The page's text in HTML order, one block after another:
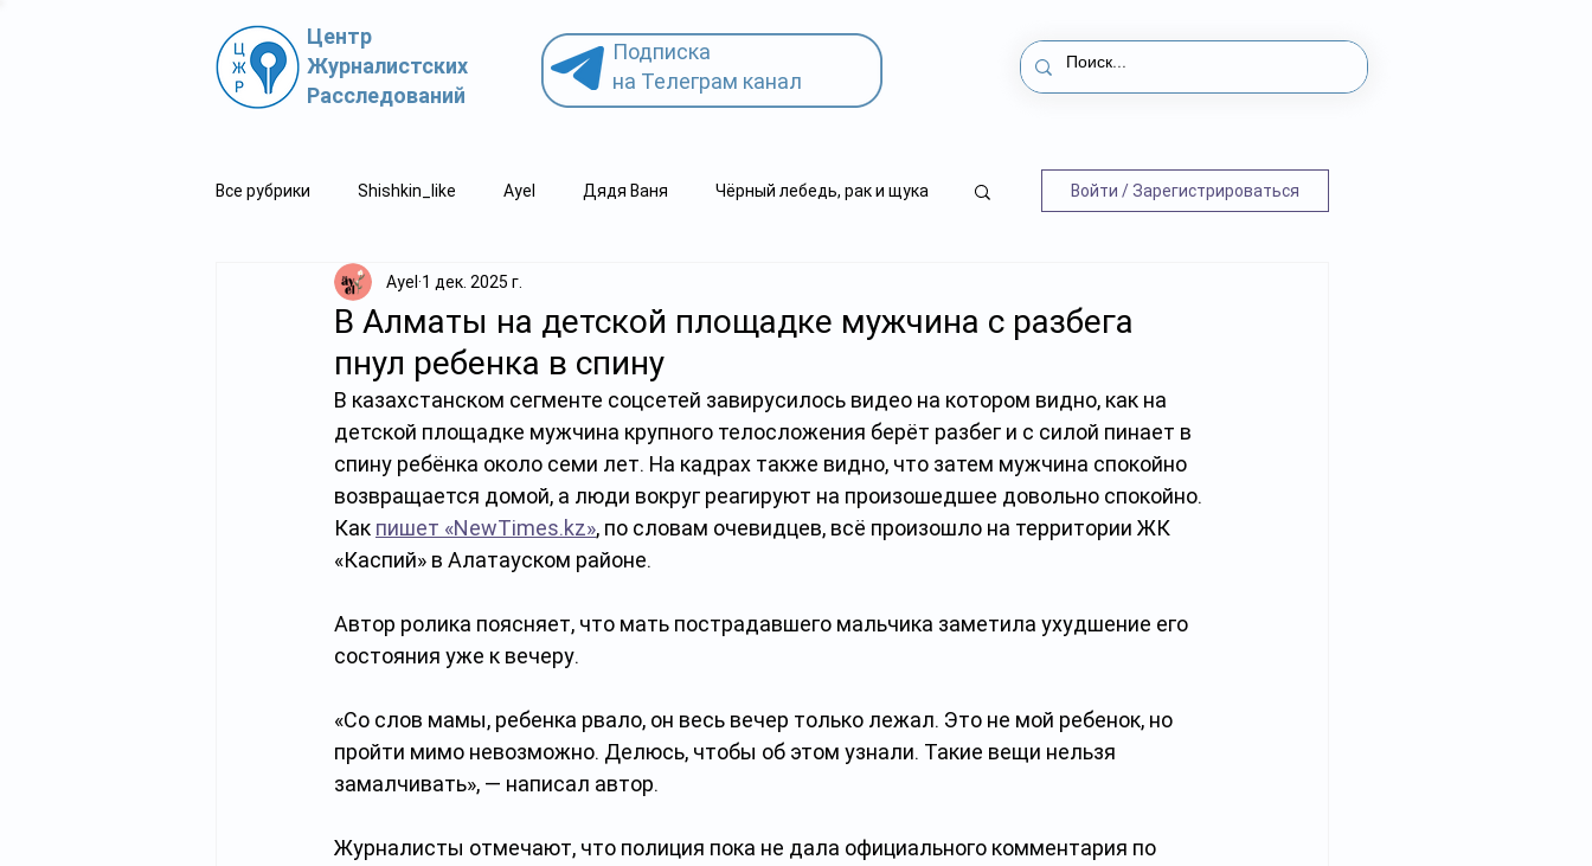
Центр
Журналистских
Расследований
Подписка
на Телеграм канал
Все рубрики Shishkin_like Ayel Дядя Ваня Чёрный лебедь, рак и щука
Политпросвет.kz Свидетель.kz
Войти / Зарегистрироваться
В Алматы на детской площадке мужчина с разбега
пнул ребенка в спину
Ayel 1 дек. 2025 г.
В казахстанском сегменте соцсетей завирусилось видео на котором видно, как на
детской площадке мужчина крупного телосложения берёт разбег и с силой пинает в
спину ребёнка около семи лет. На кадрах также видно, что затем мужчина спокойно
возвращается домой, а люди вокруг реагируют на произошедшее довольно спокойно.
Как пишет «NewTimes.kz», по словам очевидцев, всё произошло на территории ЖК
«Каспий» в Алатауском районе.
Автор ролика поясняет, что мать пострадавшего мальчика заметила ухудшение его
состояния уже к вечеру.
«Со слов мамы, ребенка рвало, он весь вечер только лежал. Это не мой ребенок, но
пройти мимо невозможно. Делюсь, чтобы об этом узнали. Такие вещи нельзя
замалчивать», — написал автор.
Журналисты отмечают, что полиция пока не дала официального комментария по